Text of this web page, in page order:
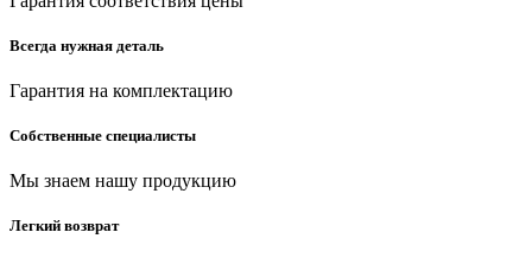
Всегда нужная деталь
Гарантия на комплектацию
Собственные специалисты
Мы знаем нашу продукцию
Легкий возврат